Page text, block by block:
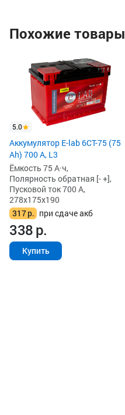
Похожие товары
5.0
Аккумулятор E-lab 6СТ-75 (75
Ah) 700 А, L3
Ёмкость 75 А·ч,
Полярность обратная [- +],
Пусковой ток 700 А,
278x175x190
317р. при сдаче акб
338р.
Купить